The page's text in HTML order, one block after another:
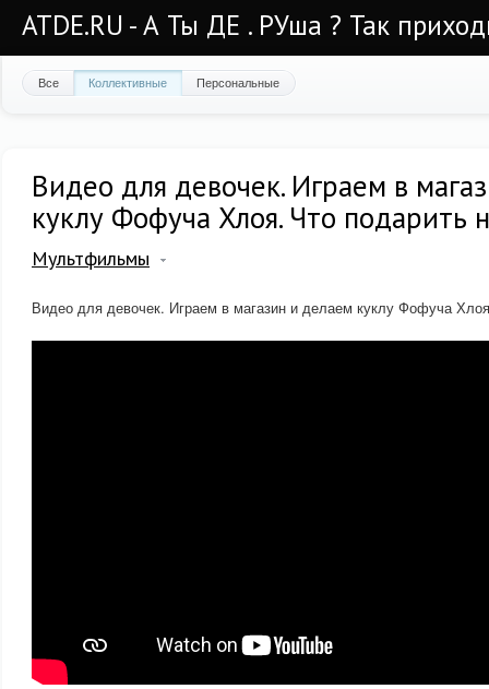
ATDE.RU - А Ты ДЕ . РУша ? Так
Все Коллективные Персональные
Видео для девочек. Играем в
куклу Фофуча Хлоя. Что подарить
Мультфильмы
Видео для девочек. Играем в магазин и делаем куклу Фофуча